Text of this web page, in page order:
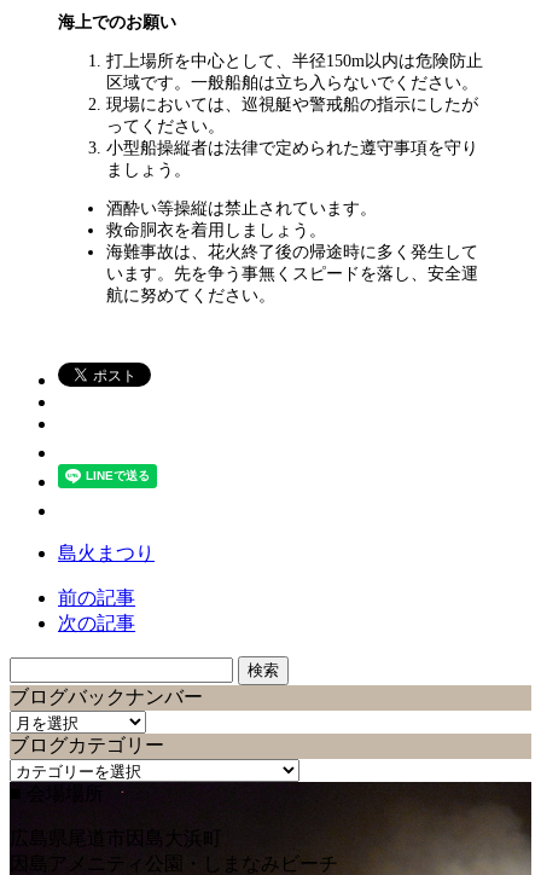
海上でのお願い
打上場所を中心として、半径150m以内は危険防止
区域です。一般船舶は立ち入らないでください。
現場においては、巡視艇や警戒船の指示にしたが
ってください。
小型船操縦者は法律で定められた遵守事項を守り
ましょう。
酒酔い等操縦は禁止されています。
救命胴衣を着用しましょう。
海難事故は、花火終了後の帰途時に多く発生して
います。先を争う事無くスピードを落し、安全運
航に努めてください。
島火まつり
前の記事
次の記事
索:
ブログバックナンバー
ブ
ロ
グ
ク
ブログカテゴリー
ブ
カ
■ 会場場所
広島県尾道市因島大浜町
因島アメニティ公園・しまなみビーチ